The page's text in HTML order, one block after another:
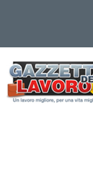
contenuto